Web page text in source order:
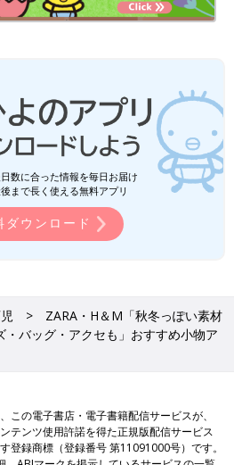
数に合った情報を毎日お届け
まで長く使える無料アプリ
ダウンロード
ZARA・H＆М「秋冬っぽい素材
・バッグ・アクセも」おすすめ小物ア
この電子書店・電子書籍配信サービスが、
テンツ使用許諾を得た正規版配信サービス
登録商標（登録番号 第11091000号）です。